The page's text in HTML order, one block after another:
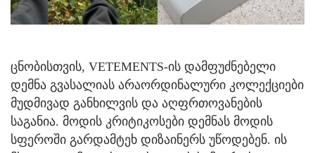
ცნობისთვის, VETEMENTS-ის დამფუძნებელი
დემნა გვასალიას არაორდინალური კოლექციები
მუდმივად განხილვის და აღფრთოვანების
საგანია. მოდის კრიტიკოსები დემნას მოდის
სფეროში გარდამტეხ დიზაინერს უწოდებენ. ის